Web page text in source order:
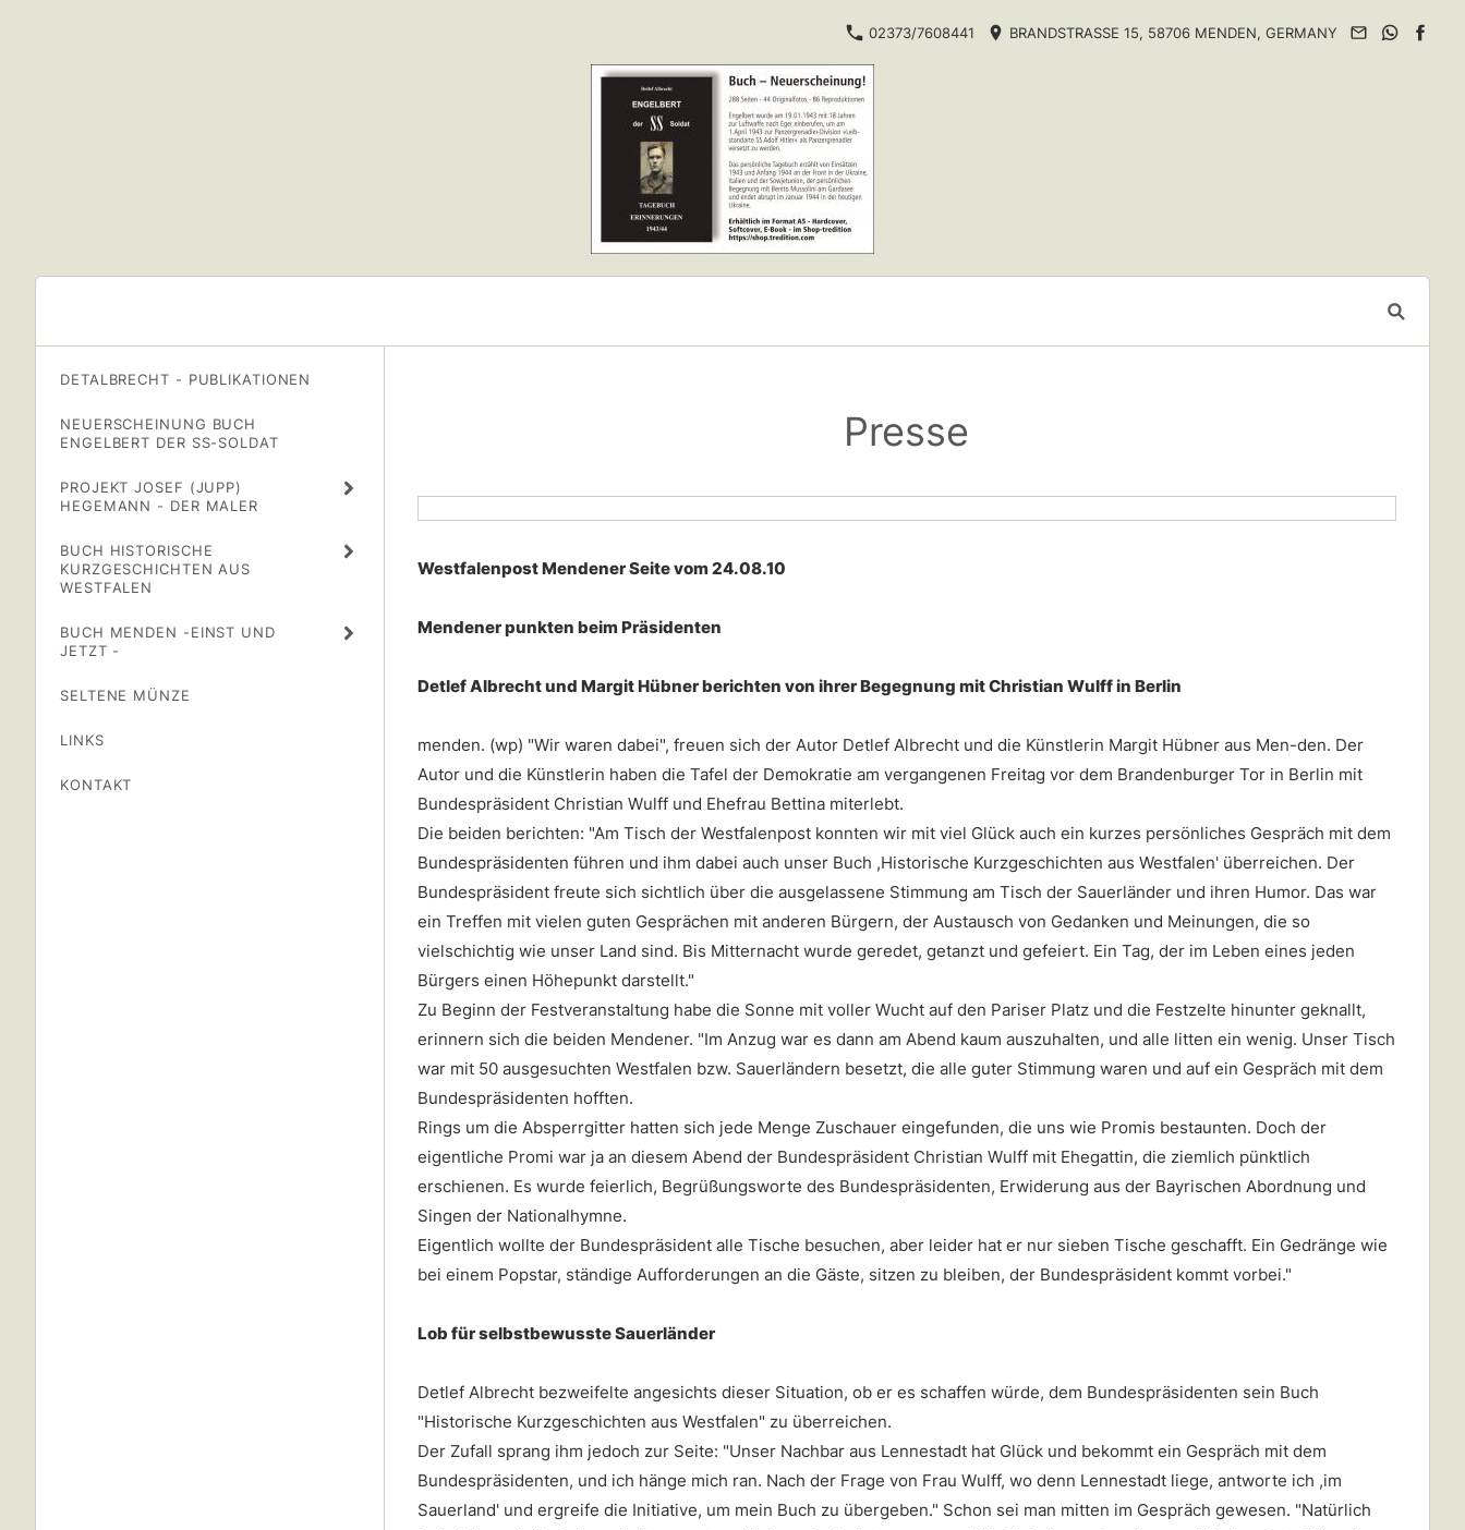
02373/7608441 BRANDSTRASSE 15, 58706 MENDEN, GERMANY
DETALBRECHT - PUBLIKATIONEN
NEUERSCHEINUNG BUCH
ENGELBERT DER SS-SOLDAT
PROJEKT JOSEF (JUPP)
HEGEMANN - DER MALER
BUCH HISTORISCHE
KURZGESCHICHTEN AUS
WESTFALEN
BUCH MENDEN -EINST UND
JETZT -
SELTENE MÜNZE
LINKS
KONTAKT
Presse
Westfalenpost Mendener Seite vom 24.08.10
Mendenerpunkten beim Präsidenten
Detlef Albrecht und Margit Hübner berichten von ihrer Begegnung mit Christian Wulff in Berlin
menden. (wp) "Wir waren dabei", freuen sich der Autor Detlef Albrecht und die Künstlerin Margit Hübner aus Men-den. Der
Autor und die Künstlerin haben die Tafel der Demokratie am vergangenen Freitag vor dem Brandenburger Tor in Berlin mit
Bundespräsident Christian Wulff und Ehefrau Bettina miterlebt.
Die beiden berichten: "Am Tisch der Westfalenpost konnten wir mit viel Glück auch ein kurzes persönliches Gespräch mit dem
Bundespräsidenten führen und ihm dabei auch unser Buch ,Historische Kurzgeschichten aus Westfalen' überreichen. Der
Bundespräsident freute sich sichtlich über die ausgelassene Stimmung am Tisch der Sauerländer und ihren Humor. Das war
ein Treffen mit vielen guten Gesprächen mit anderen Bürgern, der Austausch von Gedanken und Meinungen, die so
vielschichtig wie unser Land sind. Bis Mitternacht wurde geredet, getanzt und gefeiert. Ein Tag, der im Leben eines jeden
Bürgers einen Höhepunkt darstellt."
Zu Beginn der Festveranstaltung habe die Sonne mit voller Wucht auf den Pariser Platz und die Festzelte hinunter geknallt,
erinnern sich die beiden Mendener. "Im Anzug war es dann am Abend kaum auszuhalten, und alle litten ein wenig. Unser Tisch
war mit 50 ausgesuchten Westfalen bzw. Sauerländern besetzt, die alle guter Stimmung waren und auf ein Gespräch mit dem
Bundespräsidenten hofften.
Rings um die Absperrgitter hatten sich jede Menge Zuschauer eingefunden, die uns wie Promis bestaunten. Doch der
eigentliche Promi war ja an diesem Abend der Bundespräsident Christian Wulff mit Ehegattin, die ziemlich pünktlich
erschienen. Es wurde feierlich, Begrüßungsworte des Bundespräsidenten, Erwiderung aus der Bayrischen Abordnung und
Singen der Nationalhymne.
Eigentlich wollte der Bundespräsident alle Tische besuchen, aber leider hat er nur sieben Tische geschafft. Ein Gedränge wie
bei einem Popstar, ständige Aufforderungen an die Gäste, sitzen zu bleiben, der Bundespräsident kommt vorbei."
Lob für selbstbewusste Sauerländer
Detlef Albrecht bezweifelte angesichts dieser Situation, ob er es schaffen würde, dem Bundespräsidenten sein Buch
"Historische Kurzgeschichten aus Westfalen" zu überreichen.
Der Zufall sprang ihm jedoch zur Seite: "Unser Nachbar aus Lennestadt hat Glück und bekommt ein Gespräch mit dem
Bundespräsidenten, und ich hänge mich ran. Nach der Frage von Frau Wulff, wo denn Lennestadt liege, antworte ich ,im
Sauerland' und ergreife die Initiative, um mein Buch zu übergeben." Schon sei man mitten im Gespräch gewesen. "Natürlich